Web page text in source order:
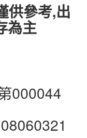
供參考,出
為主
000044